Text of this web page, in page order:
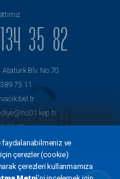
35 82
Blv. No:70
75 11
20 23
ve
çerezler (cookie)
çerezleri kullanmamıza